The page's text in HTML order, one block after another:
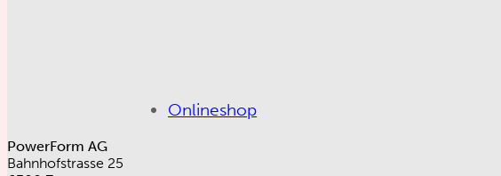
Onlineshop
PowerForm AG
Bahnhofstrasse 25